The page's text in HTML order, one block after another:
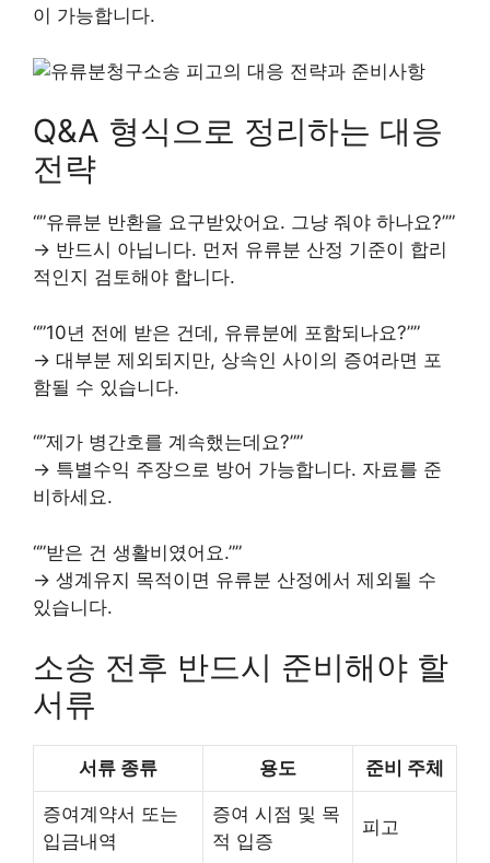
이 가능합니다.
Q&A 형식으로 정리하는 대응
전략
“”유류분 반환을 요구받았어요. 그냥 줘야 하나요?””
→ 반드시 아닙니다. 먼저 유류분 산정 기준이 합리
적인지 검토해야 합니다.
“”10년 전에 받은 건데, 유류분에 포함되나요?””
→ 대부분 제외되지만, 상속인 사이의 증여라면 포
함될 수 있습니다.
“”제가 병간호를 계속했는데요?””
→ 특별수익 주장으로 방어 가능합니다. 자료를 준
비하세요.
“”받은 건 생활비였어요.””
→ 생계유지 목적이면 유류분 산정에서 제외될 수
있습니다.
소송 전후 반드시 준비해야 할
서류
서류 종류 용도 준비 주체
증여계약서 또는
입금내역
증여 시점 및 목
적 입증
피고